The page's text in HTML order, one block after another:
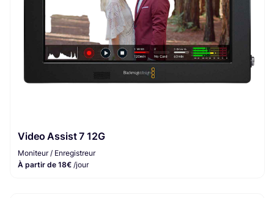
Video Assist 7 12G
Moniteur / Enregistreur
À partir de 18€ /jour